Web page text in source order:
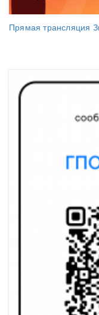
Прямая трансляция